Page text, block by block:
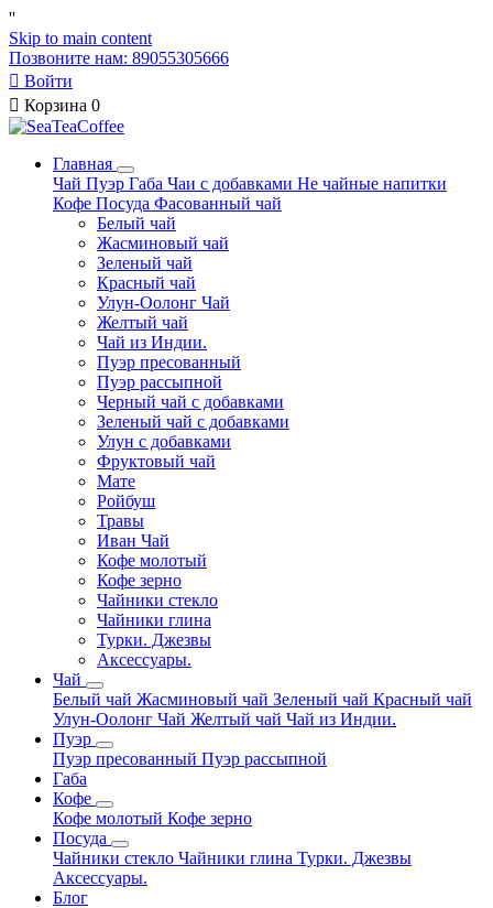
''
Skip to main content
Позвоните нам: 89055305666
 Войти
 Корзина 0
Главная
Чай Пуэр Габа Чаи с добавками Не чайные напитки
Кофе Посуда Фасованный чай
Белый чай
Жасминовый чай
Зеленый чай
Красный чай
Улун-Оолонг Чай
Желтый чай
Чай из Индии.
Пуэр пресованный
Пуэр рассыпной
Черный чай с добавками
Зеленый чай с добавками
Улун с добавками
Фруктовый чай
Мате
Ройбуш
Травы
Иван Чай
Кофе молотый
Кофе зерно
Чайники стекло
Чайники глина
Турки. Джезвы
Аксессуары.
Чай
Белый чай Жасминовый чай Зеленый чай Красный чай
Улун-Оолонг Чай Желтый чай Чай из Индии.
Пуэр
Пуэр пресованный Пуэр рассыпной
Габа
Кофе
Кофе молотый Кофе зерно
Посуда
Чайники стекло Чайники глина Турки. Джезвы
Аксессуары.
Блог